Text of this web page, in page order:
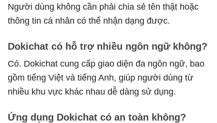
Người dùng không cần phải chia sẻ tên thật hoặc
thông tin cá nhân có thể nhận dạng được.
Dokichat có hỗ trợ nhiều ngôn ngữ không?
Có. Dokichat cung cấp giao diện đa ngôn ngữ, bao
gồm tiếng Việt và tiếng Anh, giúp người dùng từ
nhiều khu vực khác nhau dễ dàng sử dụng.
Ứng dụng Dokichat có an toàn không?